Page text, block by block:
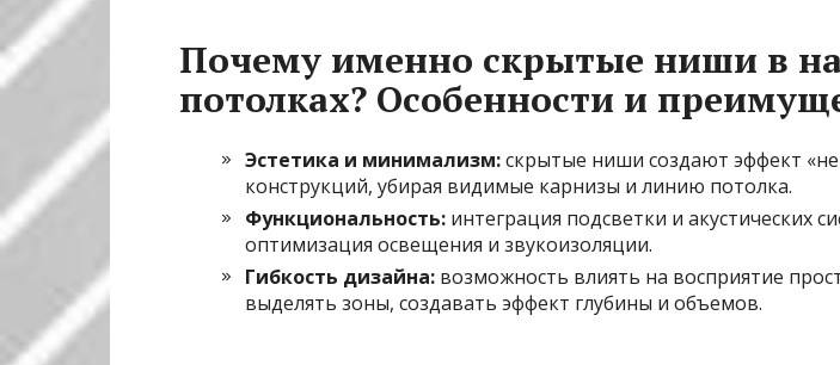
Почему именно скрытые ниши в
потолках? Особенности и
Эстетика и минимализм:скрытые ниши создают эффект
конструкций, убирая видимые карнизы и линию потолка.
Функциональность: интеграция подсветки и акустических
оптимизация освещения и звукоизоляции.
Гибкость дизайна: возможность влиять на восприятие
выделять зоны, создавать эффект глубины и объемов.